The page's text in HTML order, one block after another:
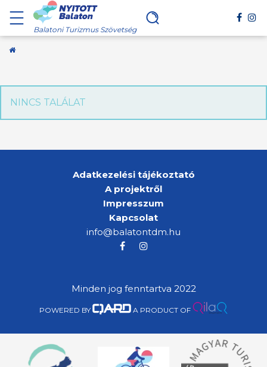
Balatoni Turizmus Szövetség
Kezdőoldal
NINCS TALÁLAT
Adatkezelési tájékoztató
A projektről
Impresszum
Kapcsolat
info@balatontdm.hu
Minden jog fenntartva 2022
POWERED BY A PRODUCT OF